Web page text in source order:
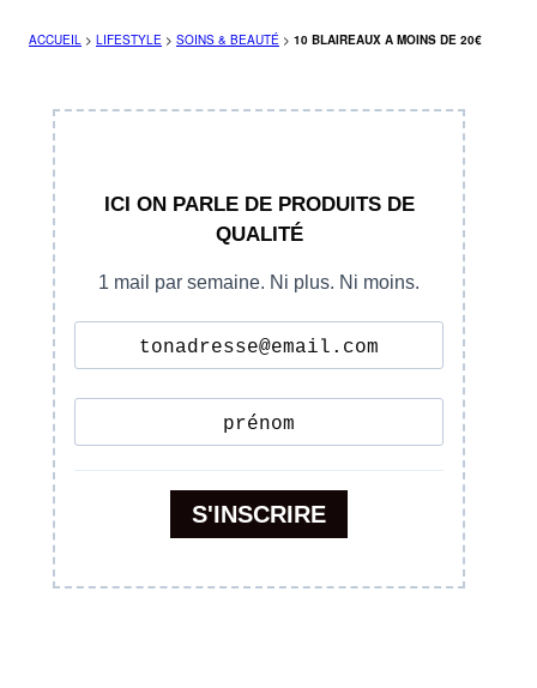
ACCUEIL > LIFESTYLE > SOINS & BEAUTÉ > 10 BLAIREAUX A MOINS DE 20€